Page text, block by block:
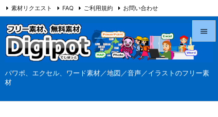
パワポ、エクセル、ワード素材／地図／音声／イラストのフリー素
材



素材リクエスト FAQ ご利用規約 お問い合わせ
当サイト（Digipot.net）について